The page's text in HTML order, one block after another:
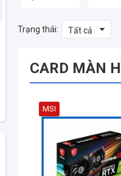
Trạng thái: Tất cả
CARD MÀN
MSI